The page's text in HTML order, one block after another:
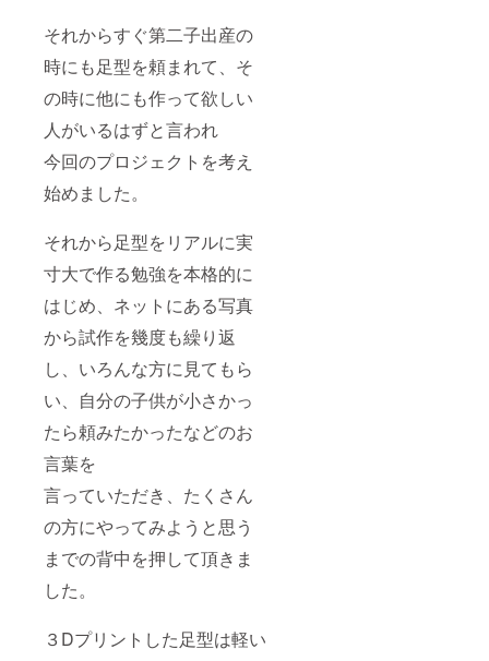
それからすぐ第二子出産の
時にも足型を頼まれて、そ
の時に他にも作って欲しい
人がいるはずと言われ
今回のプロジェクトを考え
始めました。
それから足型をリアルに実
寸大で作る勉強を本格的に
はじめ、ネットにある写真
から試作を幾度も繰り返
し、いろんな方に見てもら
い、自分の子供が小さかっ
たら頼みたかったなどのお
言葉を
言っていただき、たくさん
の方にやってみようと思う
までの背中を押して頂きま
した。
３Dプリントした足型は軽い